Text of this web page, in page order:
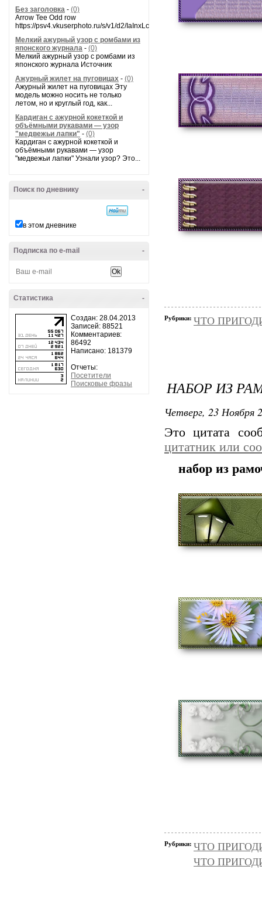
Без заголовка - (0)
Arrow Tee Odd row
https://psv4.vkuserphoto.ru/s/v1/d2/
Мелкий ажурный узор с ромбами из
японского журнала - (0)
Мелкий ажурный узор с ромбами из
японского журнала Источник
Ажурный жилет на пуговицах - (0)
Ажурный жилет на пуговицах Эту
модель можно носить не только
летом, но и круглый год, как...
Кардиган с ажурной кокеткой и
объёмными рукавами — узор
"медвежьи лапки" - (0)
Кардиган с ажурной кокеткой и
объёмными рукавами — узор
"медвежьи лапки" Узнали узор? Это...
-
Поиск по дневнику
в этом дневнике
-
Подписка по e-mail
-
Статистика
Создан: 28.04.2013
Записей: 88521
Комментариев:
86492
Написано: 181379
Отчеты:
Посетители
Поисковые фразы
Рубрики: ЧТО
НАБОР ИЗ
Четверг, 23 Ноября
Это цитата
цитатник или
набор из
Рубрики: ЧТО
ЧТО